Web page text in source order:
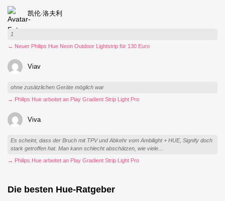
凯伦·洛夫利
1
→ Neuer Philips Hue Neon Outdoor Lightstrip für 130 Euro
Viav
ohne zusätzlichen Geräte möglich war
→ Philips Hue arbeitet an Play Gradient Strip Light Pro
Viva
Es scheint, dass der Bruch mit TPV und Abkehr vom Ambilight + HUE, Signify doch
stark getroffen hat. Man kann schlecht abschätzen, wie viele...
→ Philips Hue arbeitet an Play Gradient Strip Light Pro
Die besten Hue-Ratgeber